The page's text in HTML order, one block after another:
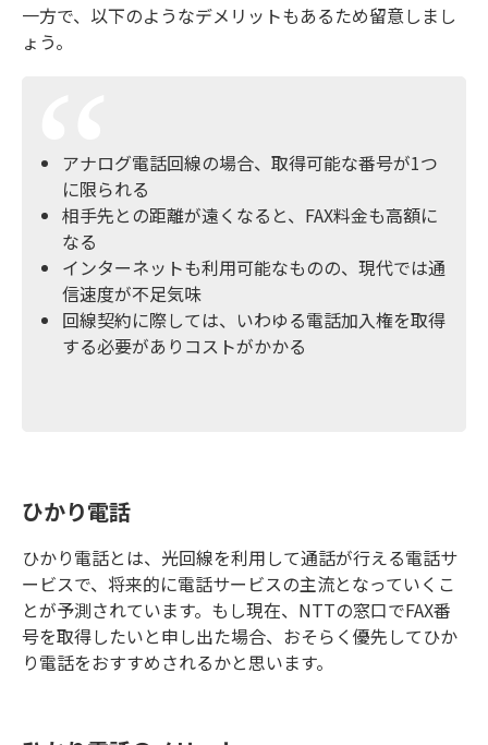
一方で、以下のようなデメリットもあるため留意しまし
ょう。
アナログ電話回線の場合、取得可能な番号が1つ
に限られる
相手先との距離が遠くなると、FAX料金も高額に
なる
インターネットも利用可能なものの、現代では通
信速度が不足気味
回線契約に際しては、いわゆる電話加入権を取得
する必要がありコストがかかる
ひかり電話
ひかり電話とは、光回線を利用して通話が行える電話サ
ービスで、将来的に電話サービスの主流となっていくこ
とが予測されています。もし現在、NTTの窓口でFAX番
号を取得したいと申し出た場合、おそらく優先してひか
り電話をおすすめされるかと思います。